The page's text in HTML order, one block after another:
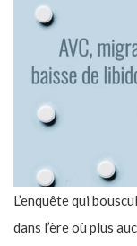
L’enquête qui
dans l’ère où plus